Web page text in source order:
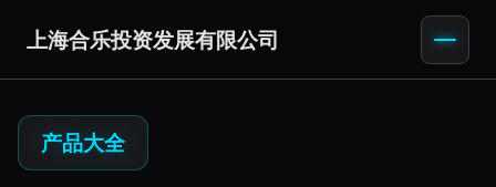
上海合乐投资发展有限公司
产品大全